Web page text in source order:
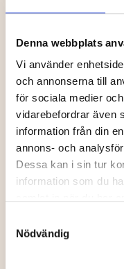
Denna webbplats
Vi använder
och annonserna till
för sociala medier
vidarebefordrar även
information från din
annons- och
Dessa kan i sin tur
information som du
Nödvändig
Restaurang
Granna Matbar